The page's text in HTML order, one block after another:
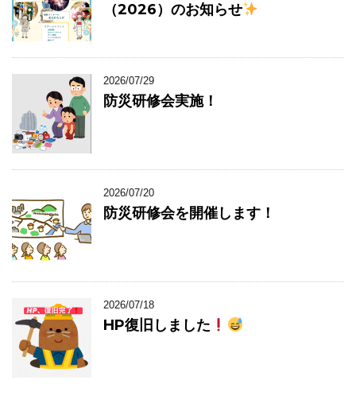
（2026）のお知らせ
2026/07/29
防災研修会実施！
2026/07/20
防災研修会を開催します！
2026/07/18
HP復旧しました